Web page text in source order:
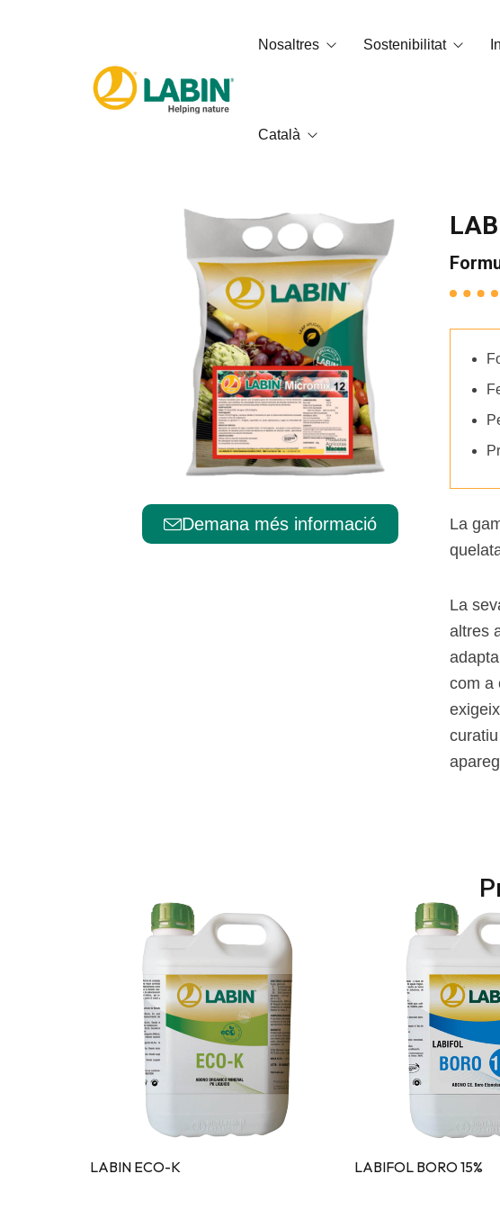
Nosaltres
Qui som
Codi Ètic
Sostenibilitat
Català
العربية
English
Français
Italiano
Español
Português
Demana més informació
La
La
altres
com a
LABIN ECO-K LABIFOL BORO 15%